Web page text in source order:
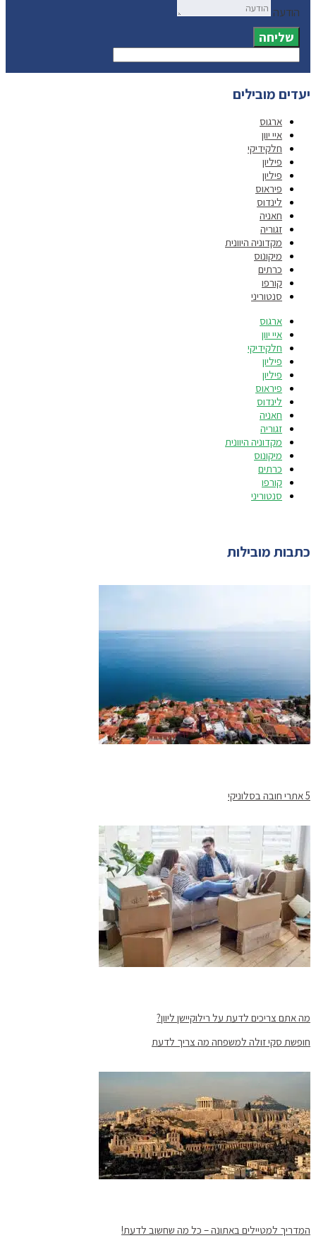
הודעה
שליחה
יעדים מובילים
ארגוס
איי יוון
חלקידיקי
פיליון
פיליון
פיראוס
לינדוס
חאניה
זגוריה
מקדוניה היוונית
מיקונוס
כרתים
קורפו
סנטוריני
ארגוס
איי יוון
חלקידיקי
פיליון
פיליון
פיראוס
לינדוס
חאניה
זגוריה
מקדוניה היוונית
מיקונוס
כרתים
קורפו
סנטוריני
כתבות מובילות
5 אתרי חובה בסלוניקי
מה אתם צריכים לדעת על רילוקיישן ליוון?
חופשת סקי זולה למשפחה מה צריך לדעת
המדריך למטיילים באתונה – כל מה שחשוב לדעת!